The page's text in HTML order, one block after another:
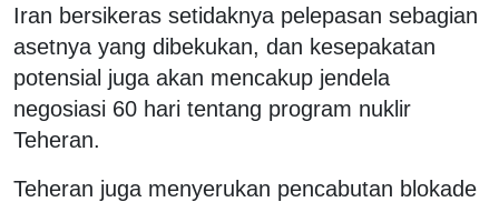
Iran bersikeras setidaknya pelepasan sebagian
asetnya yang dibekukan, dan kesepakatan
potensial juga akan mencakup jendela
negosiasi 60 hari tentang program nuklir
Teheran.
Teheran juga menyerukan pencabutan blokade